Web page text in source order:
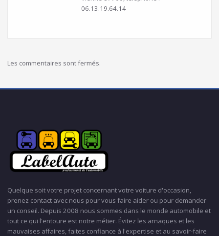
06.13.19.64.14
Les commentaires sont fermés.
Quelque soit votre projet concernant votre voiture d'occasion,
prenez contact avec nous pour vous faire aider ou pour demander
un conseil. Depuis 2008 nous sommes dans le monde automobile et
tout ce qui l'entoure est notre métier. Évitez les arnaques et les
mauvaises affaires, faites confiance à l'expertise et au savoir-faire